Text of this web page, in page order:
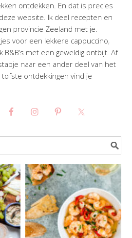
ontdekken. En dat is precies
website. Ik deel recepten en
provincie Zeeland met je.
voor een lekkere cappuccino,
B&B’s met een geweldig ontbijt. Af
naar een ander deel van het
ontdekkingen vind je